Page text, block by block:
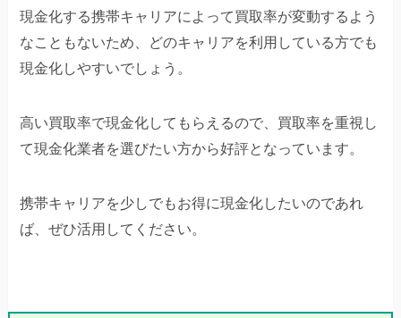
現金化する携帯キャリアによって買取率が変動するよう
なこともないため、どのキャリアを利用している方でも
現金化しやすいでしょう。
高い買取率で現金化してもらえるので、買取率を重視し
て現金化業者を選びたい方から好評となっています。
携帯キャリアを少しでもお得に現金化したいのであれ
ば、ぜひ活用してください。